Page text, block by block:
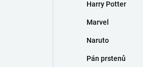
Harry Potter
Marvel
Naruto
Pán prstenů